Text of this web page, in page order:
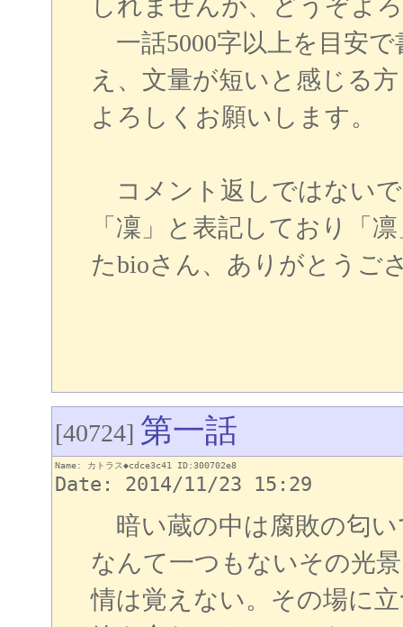
しれませんが、どうぞよ
一話5000字以上を目安
え、文量が短いと感じる
よろしくお願いします。
コメント返しではない
「凜」と表記しており「
たbioさん、ありがとうご
[40724] 第一話
Name: カトラス◆cdce3c41 ID:300702e8
Date: 2014/11/23 15:29
暗い蔵の中は腐敗の匂
なんて一つもないその光
情は覚えない。その場に